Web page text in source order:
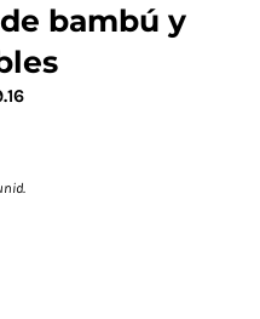
bambú y